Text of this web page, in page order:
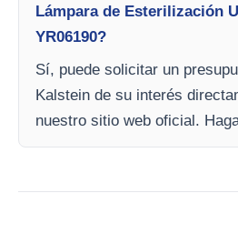
Lámpara de Esterilización
YR06190?
Sí, puede solicitar un
Kalstein de su interés
nuestro sitio web oficial.